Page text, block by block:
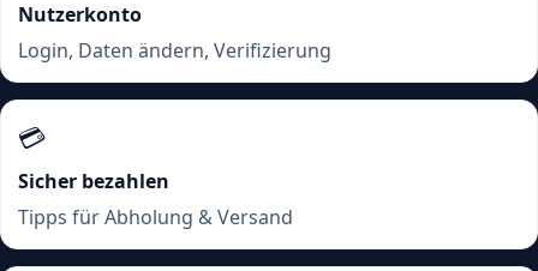
Nutzerkonto
Login, Daten ändern, Verifizierung
💳
Sicher bezahlen
Tipps für Abholung & Versand